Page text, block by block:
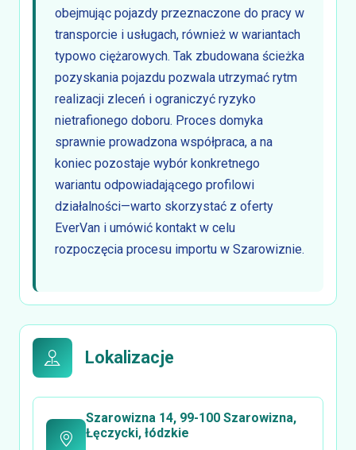
obejmując pojazdy przeznaczone do pracy w
transporcie i usługach, również w wariantach
typowo ciężarowych. Tak zbudowana ścieżka
pozyskania pojazdu pozwala utrzymać rytm
realizacji zleceń i ograniczyć ryzyko
nietrafionego doboru. Proces domyka
sprawnie prowadzona współpraca, a na
koniec pozostaje wybór konkretnego
wariantu odpowiadającego profilowi
działalności—warto skorzystać z oferty
EverVan i umówić kontakt w celu
rozpoczęcia procesu importu w Szarowiznie.
Lokalizacje
Szarowizna 14, 99-100 Szarowizna,
Łęczycki, łódzkie